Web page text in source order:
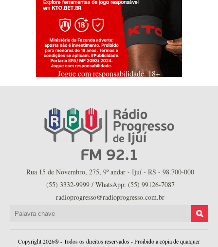
Jogue com responsabilidade. 18+
Rua 15 de Novembro, 275, 9º andar - Ijuí - RS - 98.700-000
(55) 3332-9999 / WhatsApp: (55) 99126-7087
radioprogresso@radioprogresso.com.br
Copyright 2026® - Todos os direitos reservados - Proibido a cópia de qualquer